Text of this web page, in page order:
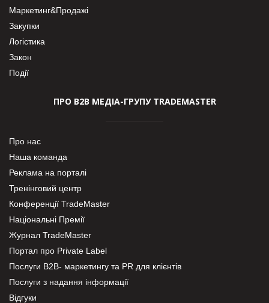
Маркетинг&Продажі
Закупки
Логістика
Закон
Події
ПРО В2В МЕДІА-ГРУПУ TRADEMASTER
Про нас
Наша команда
Реклама на порталі
Тренінговий центр
Конференції TradeMaster
Національні Премії
Журнал TradeMaster
Портал про Private Label
Послуги В2В- маркетингу та PR для клієнтів
Послуги з надання інформації
Відгуки